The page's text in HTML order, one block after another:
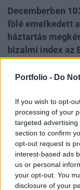
Portfolio - Do
If you wish to opt-
processing of your
targeted
section to confirm
opt-out request is
interest-based ads
us or personal
your opt-out. You
disclosure of your
Decemberben
fölé emelkedett
háztartás
bizalmi index az
jelenti az év
98.3 ponton áll
A jelenlegi
ugrott. Ez volt egy
emelkedés. Az
várakozások
pontról. A
válaszadók